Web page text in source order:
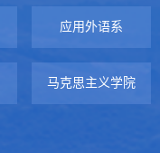
应用外语系
马克思主义学院